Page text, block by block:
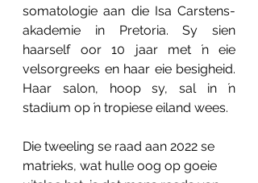
somatologie aan die Isa Carstens-
akademie in Pretoria. Sy sien
haarself oor 10 jaar met ŉ eie
velsorgreeks en haar eie besigheid.
Haar salon, hoop sy, sal in ŉ
stadium op ŉ tropiese eiland wees.
Die tweeling se raad aan 2022 se
matrieks, wat hulle oog op goeie